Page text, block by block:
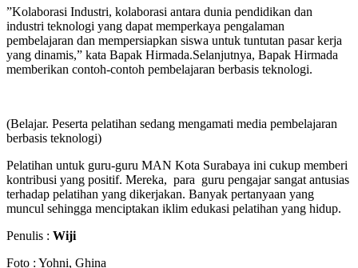
”Kolaborasi Industri, kolaborasi antara dunia pendidikan dan
industri teknologi yang dapat memperkaya pengalaman
pembelajaran dan mempersiapkan siswa untuk tuntutan pasar kerja
yang dinamis,” kata Bapak Hirmada.Selanjutnya, Bapak Hirmada
memberikan contoh-contoh pembelajaran berbasis teknologi.
(Belajar. Peserta pelatihan sedang mengamati media pembelajaran
berbasis teknologi)
Pelatihan untuk guru-guru MAN Kota Surabaya ini cukup memberi
kontribusi yang positif. Mereka, para guru pengajar sangat antusias
terhadap pelatihan yang dikerjakan. Banyak pertanyaan yang
muncul sehingga menciptakan iklim edukasi pelatihan yang hidup.
Penulis : Wiji
Foto : Yohni, Ghina